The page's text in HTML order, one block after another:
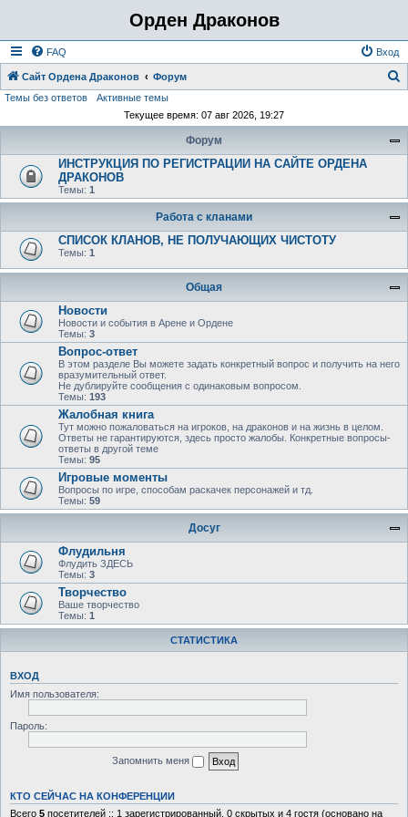
Орден Драконов
FAQ Вход
Сайт Ордена Драконов Форум
Темы без ответов
Активные темы
Текущее время: 07 авг 2026, 19:27
Форум
ИНСТРУКЦИЯ ПО РЕГИСТРАЦИИ НА САЙТЕ ОРДЕНА
ДРАКОНОВ
Темы: 1
Работа с кланами
СПИСОК КЛАНОВ, НЕ ПОЛУЧАЮЩИХ ЧИСТОТУ
Темы: 1
Общая
Новости
Новости и события в Арене и Ордене
Темы: 3
Вопрос-ответ
В этом разделе Вы можете задать конкретный вопрос и получить на него
вразумительный ответ.
Не дублируйте сообщения с одинаковым вопросом.
Темы: 193
Жалобная книга
Тут можно пожаловаться на игроков, на драконов и на жизнь в целом.
Ответы не гарантируются, здесь просто жалобы. Конкретные вопросы-
ответы в другой теме
Темы: 95
Игровые моменты
Вопросы по игре, способам раскачек персонажей и тд.
Темы: 59
Досуг
Флудильня
Флудить ЗДЕСЬ
Темы: 3
Творчество
Ваше творчество
Темы: 1
СТАТИСТИКА
ВХОД
Имя пользователя:
Пароль:
Запомнить меня
КТО СЕЙЧАС НА КОНФЕРЕНЦИИ
Всего 5 посетителей :: 1 зарегистрированный, 0 скрытых и 4 гостя (основано на